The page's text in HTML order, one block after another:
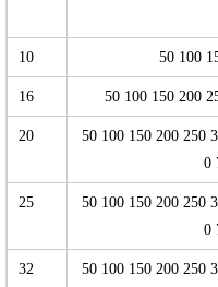
10 50 100
16 50 100 150 200
20
50 100 150 200 250
0
25
50 100 150 200 250
0
32
50 100 150 200 250